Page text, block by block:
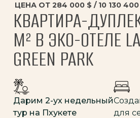
ЦЕНА ОТ 284 000 $ / 10 130 400
КВАРТИРА-
М² В ЭКО-ОТЕЛЕ
GREEN PARK
Дарим 2-ух недельный
тур на Пхукете
для